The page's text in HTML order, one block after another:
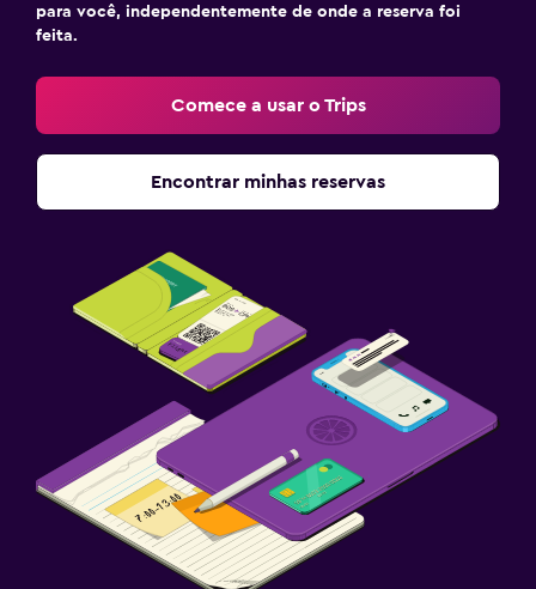
para você, independentemente de onde a reserva foi
feita.
Comece a usar o Trips
Encontrar minhas reservas